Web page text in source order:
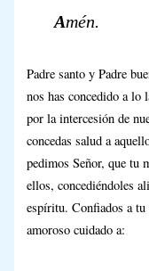
Amén.
Padre santo y Padre
nos has concedido a lo
por la intercesión de
concedas salud a
pedimos Señor, que tu
ellos, concediéndoles
espíritu. Confiados a
amoroso cuidado a: